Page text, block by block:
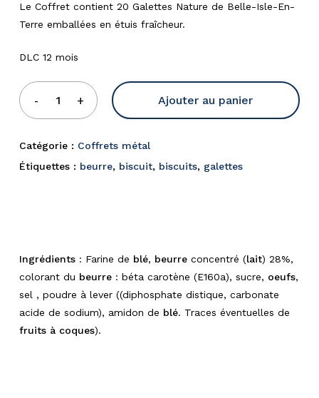
Le Coffret contient 20 Galettes Nature de Belle-Isle-En-
Terre emballées en étuis fraîcheur.
DLC 12 mois
Ajouter au panier
Catégorie : Coffrets métal
Étiquettes : beurre, biscuit, biscuits, galettes
Ingrédients: Farine de blé, beurreconcentré (lait) 28%,
colorant du beurre: béta carotène (E160a), sucre, oeufs,
sel , poudre à lever ((diphosphate distique, carbonate
acide de sodium), amidon de blé. Traces éventuelles de
fruits à coques).